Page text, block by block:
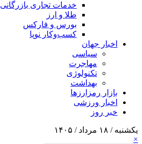
خدمات تجاری بازرگانی
طلا و ارز
بورس و فارکس
کسب‌وکار نوپا
اخبار جهان
سیاسی
مهاجرت
تکنولوژی
بهداشت
بازار رمزارزها
اخبار ورزشی
خبر روز
یکشنبه / ۱۸ مرداد / ۱۴۰۵
×